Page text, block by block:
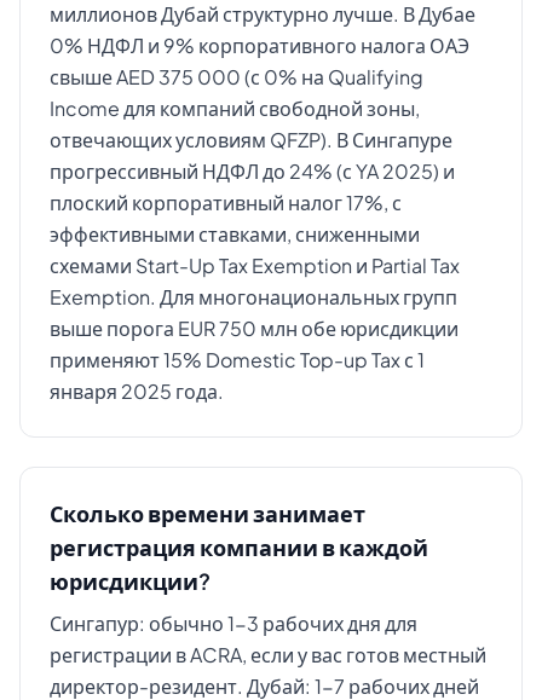
миллионов Дубай структурно лучше. В Дубае
0% НДФЛ и 9% корпоративного налога ОАЭ
свыше AED 375 000 (с 0% на Qualifying
Income для компаний свободной зоны,
отвечающих условиям QFZP). В Сингапуре
прогрессивный НДФЛ до 24% (с YA 2025) и
плоский корпоративный налог 17%, с
эффективными ставками, сниженными
схемами Start-Up Tax Exemption и Partial Tax
Exemption. Для многонациональных групп
выше порога EUR 750 млн обе юрисдикции
применяют 15% Domestic Top-up Tax с 1
января 2025 года.
Сколько времени занимает
регистрация компании в каждой
юрисдикции?
Сингапур: обычно 1-3 рабочих дня для
регистрации в ACRA, если у вас готов местный
директор-резидент. Дубай: 1-7 рабочих дней